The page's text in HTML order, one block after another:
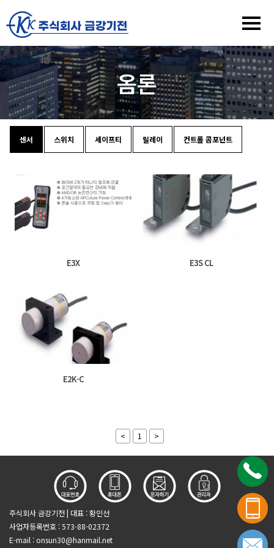
옴론
센서 스위치 세이프티 릴레이 컨트롤 콤포넌트
E3X E3S CL
E2K-C
< 1 >
주식회사 금강기전 | 대표 : 황인선
사업자등록번호 : 573-88-02372
E-mail : onsun30@hanmail.net